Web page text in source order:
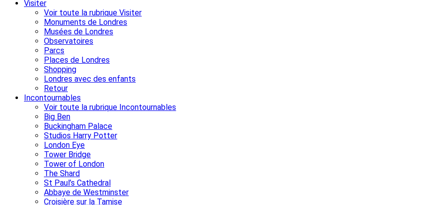
Visiter
Voir toute la rubrique Visiter
Monuments de Londres
Musées de Londres
Observatoires
Parcs
Places de Londres
Shopping
Londres avec des enfants
Retour
Incontournables
Voir toute la rubrique Incontournables
Big Ben
Buckingham Palace
Studios Harry Potter
London Eye
Tower Bridge
Tower of London
The Shard
St Paul’s Cathedral
Abbaye de Westminster
Croisière sur la Tamise